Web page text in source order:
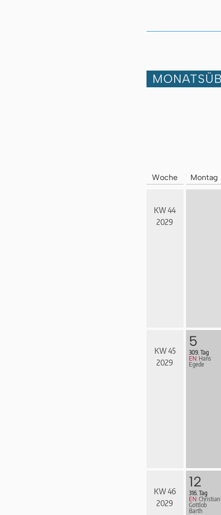
Woche Montag
KW 44
2029
KW 45
2029
5
309. Tag
EN: Hans
Egede
KW 46
2029
12
316. Tag
EN: Christian
Gottlob
Barth